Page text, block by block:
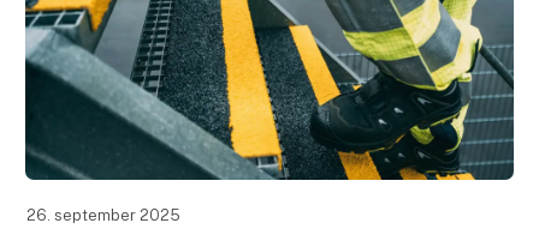
26. september 2025